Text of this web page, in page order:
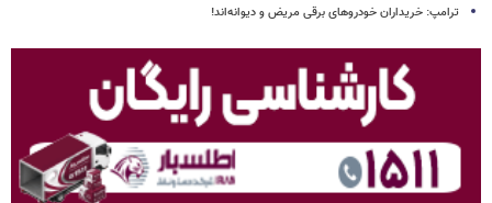
ترامپ: خریداران خودروهای برقی مریض و دیوانه‌اند!